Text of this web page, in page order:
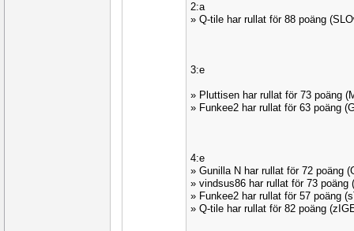
2:a
» Q-tile har rullat för 88 poäng
3:e
» Pluttisen har rullat för 73 poäng
» Funkee2 har rullat för 63 poäng
4:e
» Gunilla N har rullat för 72 poäng
» vindsus86 har rullat för 73 poäng
» Funkee2 har rullat för 57 poäng
» Q-tile har rullat för 82 poäng